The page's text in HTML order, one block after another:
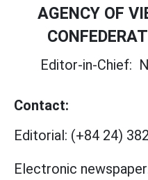
AGENCY OF
Editor-in-Chief:
Contact:
Editorial: (+84 24)
Electronic